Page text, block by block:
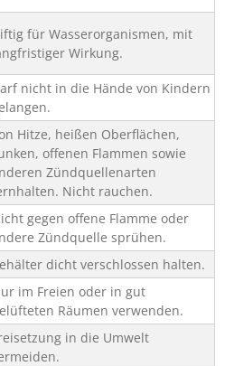
für Wasserorganismen, mit
Wirkung.
nicht in die Hände von Kindern
Hitze, heißen Oberflächen,
offenen Flammen sowie
Zündquellenarten
Nicht rauchen.
gegen offene Flamme oder
Zündquelle sprühen.
dicht verschlossen halten.
im Freien oder in gut
Räumen verwenden.
in die Umwelt